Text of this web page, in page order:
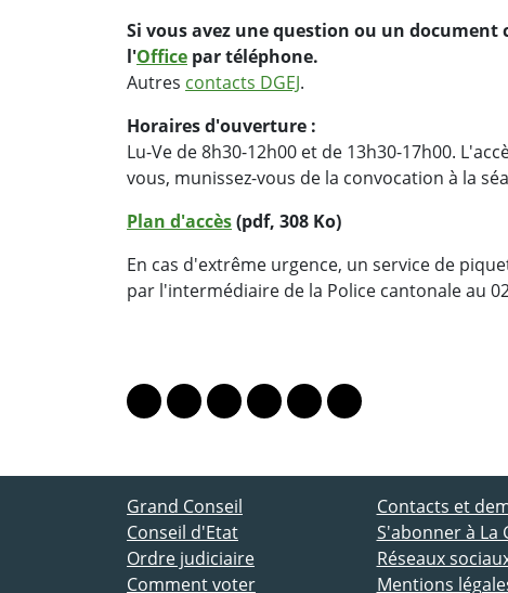
Si vous avez une question ou un
l'Office par téléphone.
Autres contacts DGEJ.
Horaires d'ouverture :
Lu-Ve de 8h30-12h00 et de 13h30-17h00.
vous, munissez-vous de la convocation à la
Plan d'accès(pdf, 308 Ko)
En cas d'extrême urgence, un service de
par l'intermédiaire de la Police cantonale au
Lien vers le profil Mastodon
Lien vers le profil Bluesky
Lien vers le profil Instagram
Lien vers le profil Linkedin
Lien vers le profil
Lien vers le profil
ACCÈS DIRECT
Grand Conseil
Conseil d'Etat
Ordre judiciaire
Comment voter
Contacts et
S'abonner à La
Réseaux
Mentions